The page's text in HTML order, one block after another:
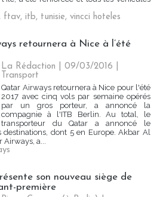
ftav, itb, tunisie, vincci hoteles
retournera à Nice à l’été
La Rédaction | 09/03/2016
Transport
Qatar Airways retournera à Nice pour l'été
2017 avec cinq vols par semaine opérés
par un gros porteur, a annoncé la
compagnie à l'ITB Berlin. Au total, le
transporteur du Qatar a annoncé le
dont 5 en Europe. Akbar Al
Airways, a...
son nouveau siège de
première